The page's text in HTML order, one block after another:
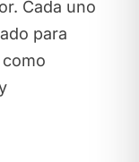
Cada uno
para